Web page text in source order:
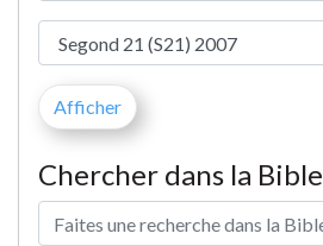
Chercher dans la Bible